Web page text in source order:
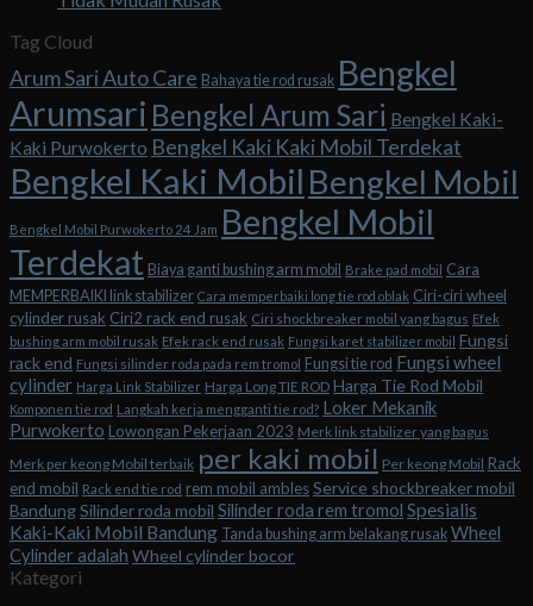
Tag Cloud
Arum Sari Auto Care Bahaya tie rod rusak Bengkel
Arumsari Bengkel Arum Sari Bengkel Kaki-
Kaki Purwokerto Bengkel Kaki Kaki Mobil Terdekat
Bengkel Kaki Mobil Bengkel Mobil
Bengkel Mobil Purwokerto 24 Jam Bengkel Mobil
Terdekat Biaya ganti bushing arm mobil Brake pad mobil
Cara
MEMPERBAIKI link stabilizer Cara memperbaiki long tie rod oblak Ciri-ciri wheel
cylinder rusak Ciri2 rack end rusak Ciri shockbreaker mobil yang bagus Efek
bushing arm mobil rusak Efek rack end rusak Fungsi karet stabilizer mobil Fungsi
rack end Fungsi silinder roda pada rem tromol Fungsi tie rod Fungsi wheel
cylinder Harga Link Stabilizer Harga Long TIE ROD Harga Tie Rod Mobil
Komponen tie rod Langkah kerja mengganti tie rod? Loker Mekanik
Purwokerto Lowongan Pekerjaan 2023 Merk link stabilizer yang bagus
Merk per keong Mobil terbaik per kaki mobil Per keong Mobil Rack
end mobil Rack end tie rod rem mobil amblesService shockbreaker mobil
BandungSilinder roda mobil Silinder roda rem tromol Spesialis
Kaki-Kaki Mobil Bandung Tanda bushing arm belakang rusak Wheel
Cylinder adalah Wheel cylinder bocor
Kategori